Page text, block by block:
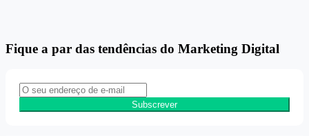
Fique a par das tendências do Marketing Digital
Subscrever